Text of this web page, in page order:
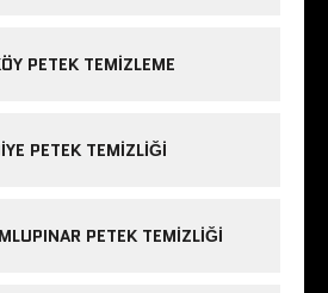
PETEK TEMIZLEME
PETEK TEMIZLIĞI
PETEK TEMIZLIĞI